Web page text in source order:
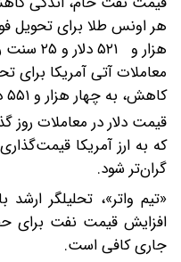
هزار و
کاهش، به چهار هزار و ‌۵۵۱ دلار و ۶۰ سنت رسید.
قیمت دلار در معاملات
که به ارز آمریکا
گران‌تر شود.
«تیم واتر»، تحلیلگر
افزایش قیمت نفت برای
جاری کافی است.